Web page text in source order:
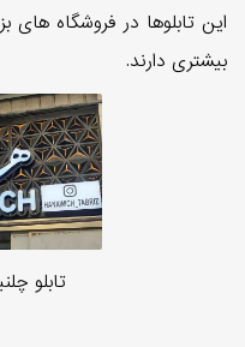
این تابلوها در فروشگاه های
بیشتری دارند.
تابلو